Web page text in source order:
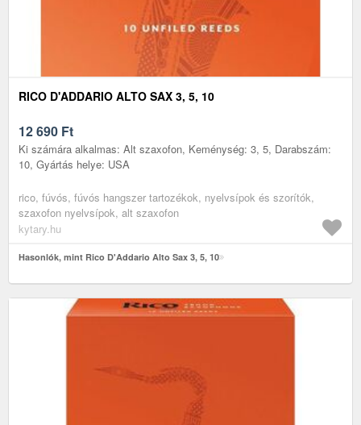
RICO D'ADDARIO ALTO SAX 3, 5, 10
12 690 Ft
Ki számára alkalmas: Alt szaxofon, Keménység: 3, 5, Darabszám:
10, Gyártás helye: USA
rico, fúvós, fúvós hangszer tartozékok, nyelvsípok és szorítók,
szaxofon nyelvsípok, alt szaxofon
kytary.hu
Hasonlók, mint Rico D'Addario Alto Sax 3, 5, 10